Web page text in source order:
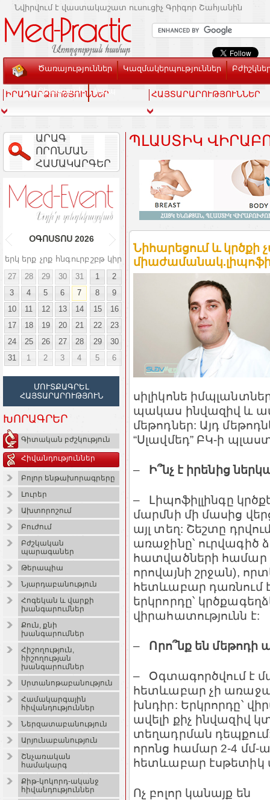
Նվիրվում է վաստակաշատ ուսուցիչ Գրիգոր Շահյանին
Ծառայություններ Կազմակերպություններ
Տեսասրահ Կապ
ԻՐԱԴԱՐՁՈՒԹՅՈՒՆՆԵՐ ՀԱՅՏԱՐԱՐՈՒԹՅՈՒՆՆԵՐ
ԱՐԱԳ
ՈՐՈՆՄԱՆ
ՀԱՄԱԿԱՐԳԵՐ
ՕԳՈՍՏՈՍ 2026
երկ երք չրք հնգուրբ շբթ կիր
27
28 29 30 31 1
2
3
4 5 6 7 8
9
10
11 12 13 14 15
16
17
18 19 20 21 22
23
24
25 26 27 28 29
30
31
1 2 3 4 5 6
ՄՈՒՏՔԱԳՐԵԼ
ՀԱՅՏԱՐԱՐՈՒԹՅՈՒՆ
ԽՈՐԱԳՐԵՐ
Գիտական բժշկություն
Հիվանդություններ
Բոլոր ենթախորագրերը
Լուրեր
Ախտորոշում
Բուժում
Բժշկական
պարագաներ
Թերապիա
Նյարդաբանություն
Հոգեկան և վարքի
խանգարումներ
Քուն, քնի
խանգարումներ
Հիշողություն,
հիշողության
խանգարումներ
Սրտանոթաբանություն
Համակարգային
հիվանդություններ
Ներզատաբանություն
Արյունաբանություն
Շնչառական
համակարգ
Քիթ-կոկորդ-ականջ
հիվանդություններ
ՊԼԱՍՏԻԿ
Նիհարեցում և կրծքի
սիլիկոնե
պակաս ինվազիվ և
մեթոդներ: Այդ
“Սլավմեդ” ԲԿ-ի
– Ի՞նչ է իրենից
– Լիպոֆիլլինգը
մարմնի մի մասից
այլ տեղ: Շեշտը
առաջինը՝ ուրվագիծ
հատվածների համար
որովայնի շրջան),
հետևաբար դառնում
երկրորդը՝
վիրահատությունն է:
– Որո՞նք են մեթոդի
– Օգտագործվում է
հետևաբար չի
խնդիր: Երկրորդը՝
ավելի քիչ ինվազիվ
տեղադրման
որոնց համար 2-4 մմ-
հետևաբար էսթետիկ
Ոչ բոլոր կանայք են